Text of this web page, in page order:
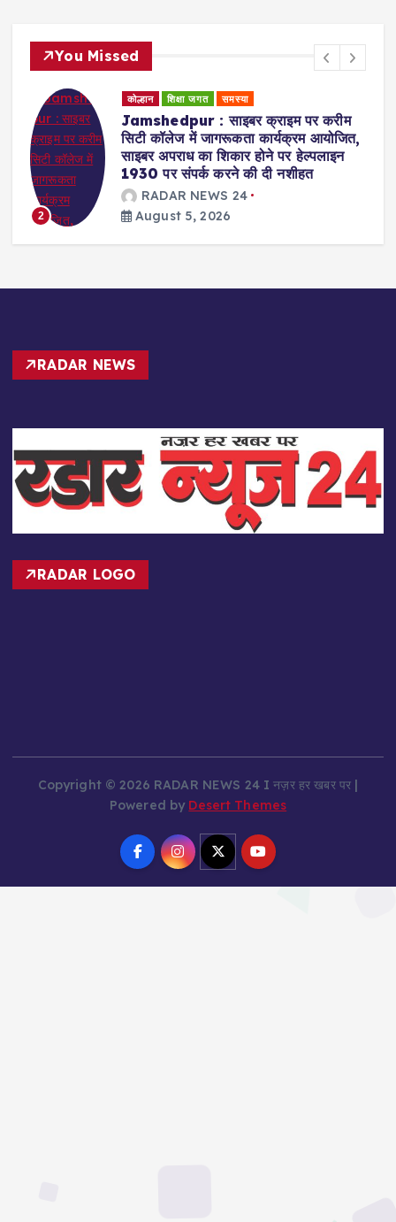
You Missed
2
कोल्हान शिक्षा जगत समस्या
Jamshedpur : साइबर क्राइम पर करीम
सिटी कॉलेज में जागरूकता कार्यक्रम आयोजित,
साइबर अपराध का शिकार होने पर हेल्पलाइन
1930 पर संपर्क करने की दी नशीहत
RADAR NEWS 24
August 5, 2026
RADAR NEWS
RADAR LOGO
Copyright © 2026 RADAR NEWS 24 I नज़र हर खबर पर |
Powered by Desert Themes